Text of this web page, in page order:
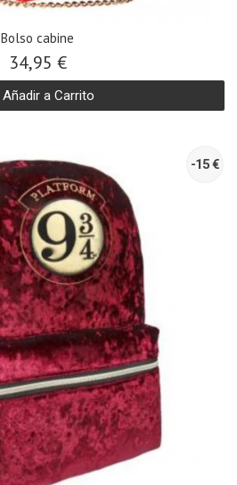
Bolso cabine
34,95 €
Añadir a Carrito
-15 €